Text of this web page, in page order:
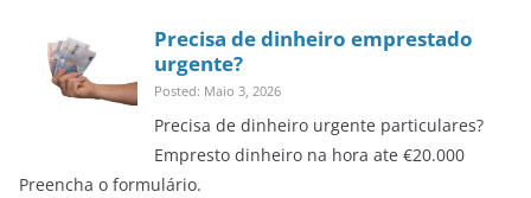
Precisa de dinheiro emprestado
urgente?
Posted: Maio 3, 2026
Precisa de dinheiro urgente particulares?
Empresto dinheiro na hora ate €20.000
Preencha o formulário.